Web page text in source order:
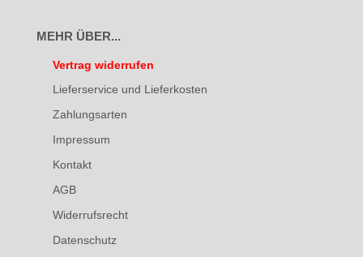
MEHR ÜBER...
Vertrag widerrufen
Lieferservice und Lieferkosten
Zahlungsarten
Impressum
Kontakt
AGB
Widerrufsrecht
Datenschutz